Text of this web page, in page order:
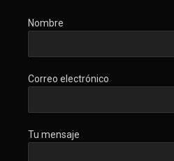
Nombre
Correo electrónico
Tu mensaje